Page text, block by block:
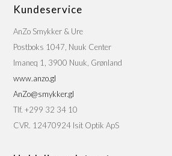
Kundeservice
AnZo Smykker & Ure
Postboks 1047, Nuuk Center
Imaneq 1, 3900 Nuuk, Grønland
www.anzo.gl
AnZo@smykker.gl
Tlf. +299 32 34 10
CVR. 12470924 Isit Optik ApS